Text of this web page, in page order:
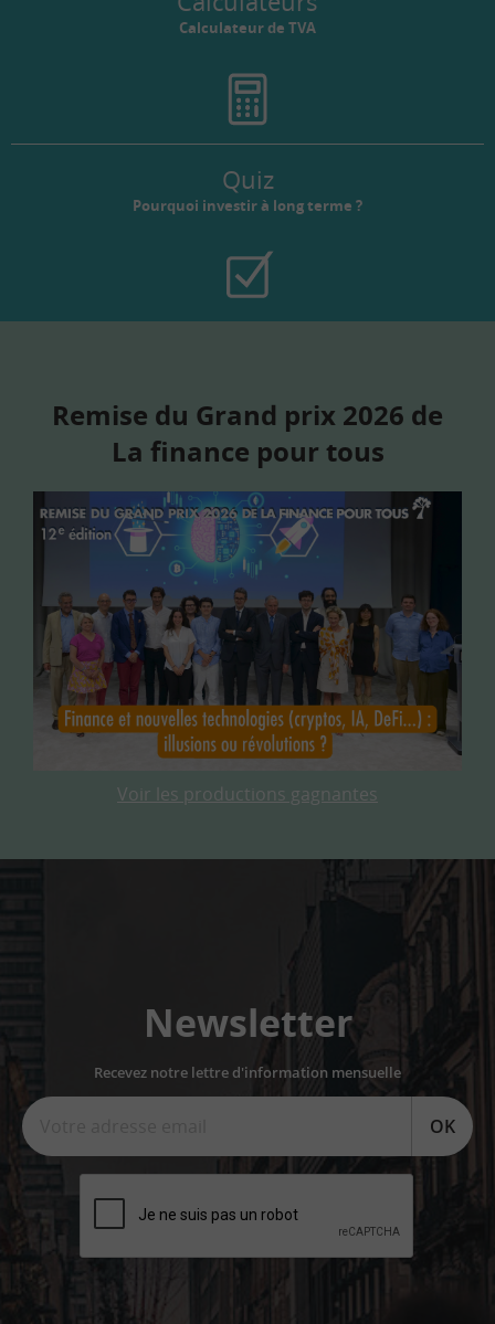
Calculateur de TVA
Quiz
Pourquoi investir à long terme ?
Remise du Grand prix 2026 de
La finance pour tous
Voir les productions gagnantes
Newsletter
Recevez notre lettre d'information mensuelle
OK